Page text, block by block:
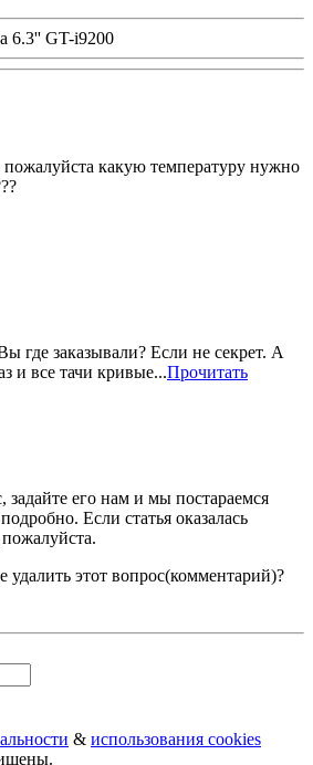
какую температуру нужно
где заказывали? Если не секрет. А
и все тачи кривые...Прочитать
задайте его нам и мы постараемся
Если статья оказалась
удалить этот вопрос(комментарий)?
& использования cookies